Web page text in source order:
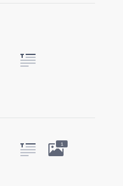
1